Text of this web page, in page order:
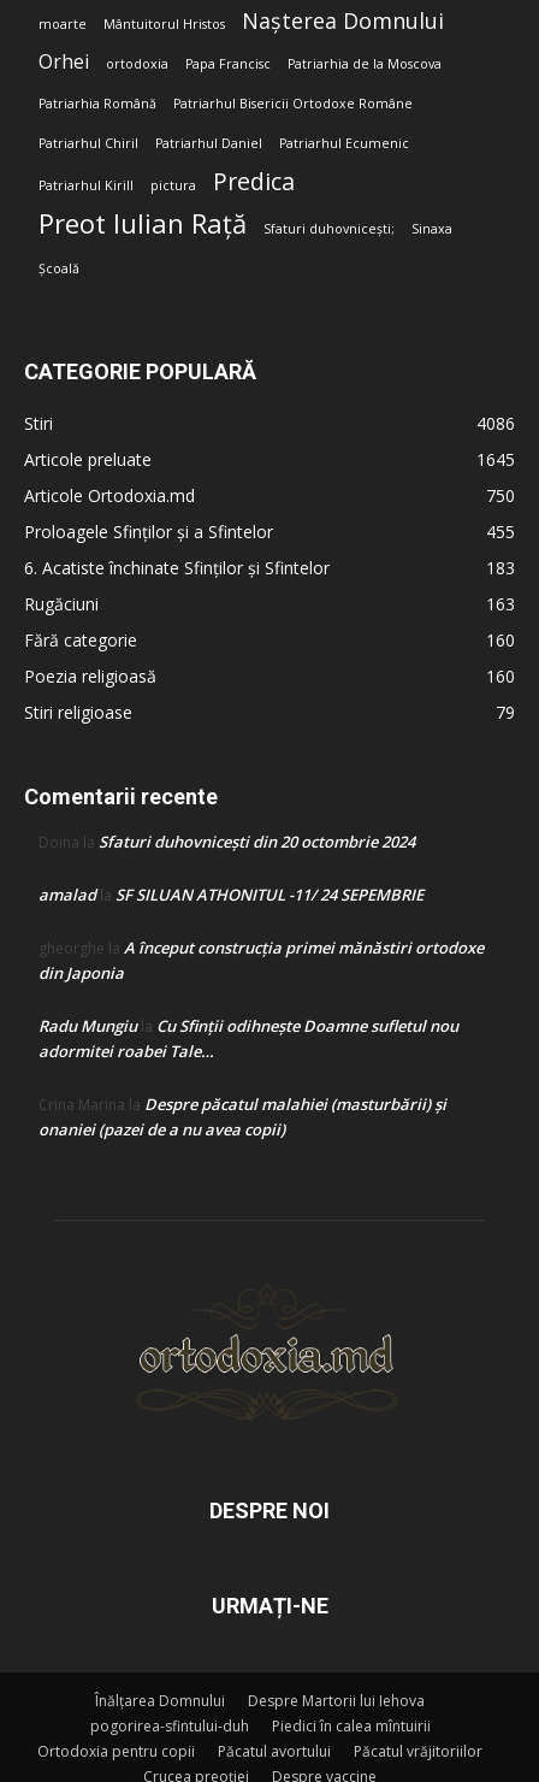
moarte Mântuitorul Hristos Nașterea Domnului
Orhei ortodoxia Papa Francisc Patriarhia de la Moscova
Patriarhia Română Patriarhul Bisericii Ortodoxe Române
Patriarhul Chiril Patriarhul Daniel Patriarhul Ecumenic
Patriarhul Kirill pictura Predica
Preot Iulian Rață Sfaturi duhovnicești; Sinaxa
Școală
CATEGORIE POPULARĂ
Stiri
4086
Articole preluate
1645
Articole Ortodoxia.md
750
Proloagele Sfinților și a Sfintelor
455
6. Acatiste închinate Sfinților și Sfintelor
183
Rugăciuni
163
Fără categorie
160
Poezia religioasă
160
Stiri religioase
79
Comentarii recente
Doina la Sfaturi duhovnicești din 20 octombrie 2024
amaladla SF SILUAN ATHONITUL -11/ 24 SEPEMBRIE
gheorghe la A început construcţia primei mănăstiri ortodoxe
din Japonia
Radu Mungiula Cu Sfinții odihnește Doamne sufletul nou
adormitei roabei Tale…
Crina Marina la Despre păcatul malahiei (masturbării) şi
onaniei (pazei de a nu avea copii)
DESPRE NOI
URMAȚI-NE
Înălțarea Domnului
Despre Martorii lui Iehova
pogorirea-sfintului-duh
Piedici în calea mîntuirii
Ortodoxia pentru copii
Păcatul avortului
Păcatul vrăjitoriilor
Crucea preoției
Despre vaccine